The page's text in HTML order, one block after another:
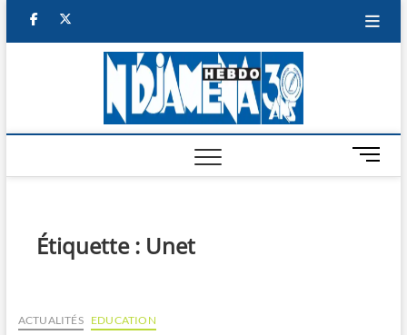
facebook
M
e
Étiquette : Unet
ACTUALITÉS EDUCATION